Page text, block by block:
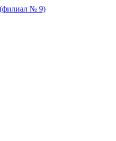
№ 9)